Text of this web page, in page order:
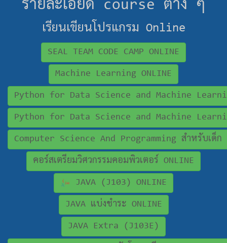
รายละเอียด course ต่าง ๆ
เรียนเขียนโปรแกรม Online
SEAL TEAM CODE CAMP ONLINE
Machine Learning ONLINE
Python for Data Science and Machine
Python for Data Science and Machine
Computer Science And Programming สำหรับเด็ก
คอร์สเตรียมวิศวกรรมคอมพิวเตอร์ ONLINE
JAVA (J103) ONLINE
JAVA แบ่งชำระ ONLINE
JAVA Extra (J103E)